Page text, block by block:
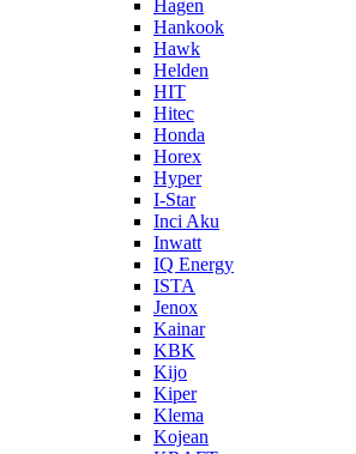
Hagen
Hankook
Hawk
Helden
HIT
Hitec
Honda
Horex
Hyper
I-Star
Inci Aku
Inwatt
IQ Energy
ISTA
Jenox
Kainar
KBK
Kijo
Kiper
Klema
Kojean